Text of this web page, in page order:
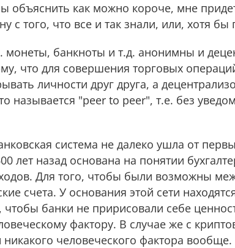
объяснить как можно короче, мне
с того, что все и так знали, или, хотя бы
монеты, банкноты и т.д. анонимны и
что для совершения торговых
личности друг друга, а
называется "peer to peer", т.е. без
система не далеко ушла от
лет назад основана на понятии
Для того, чтобы были возможны
счета. У основания этой сети
чтобы банки не пририсовали себе
фактору. В случае же с
никакого человеческого фактора